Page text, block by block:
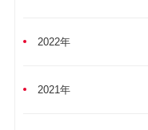
2022年
2021年